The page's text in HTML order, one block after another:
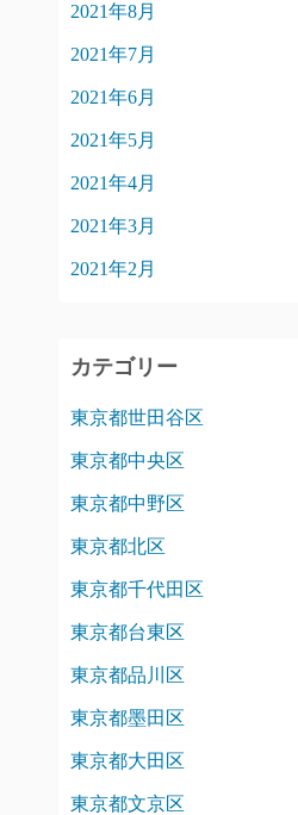
2021年8月
2021年7月
2021年6月
2021年5月
2021年4月
2021年3月
2021年2月
カテゴリー
東京都世田谷区
東京都中央区
東京都中野区
東京都北区
東京都千代田区
東京都台東区
東京都品川区
東京都墨田区
東京都大田区
東京都文京区